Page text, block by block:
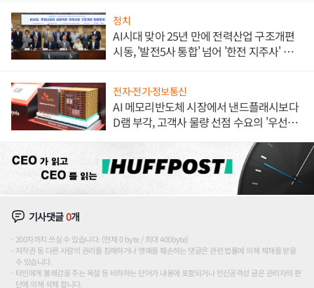
정치
AI시대 맞아 25년 만에 전력산업 구조개편
시동, '발전5사 통합' 넘어 '한전 지주사' 재편
전자·전기·정보통신
AI 메모리반도체 시장에서 낸드플래시보다
D램 부각, 고객사 물량 선점 수요의 '우선순
기사댓글0개
200자까지 쓰실 수 있습니다. (현재 0 byte / 최대 400byte)
저작권 등 다른 사람의 권리를 침해하거나 명예를 훼손하는 댓글은 관련 법률에 의해 제재를 받을
수 있습니다.
타인에게 불쾌감을 주는 욕설 등 비하하는 단어가 내용에 포함되거나 인신공격성 글은 관리자의 판
단에 의해 삭제 합니다.